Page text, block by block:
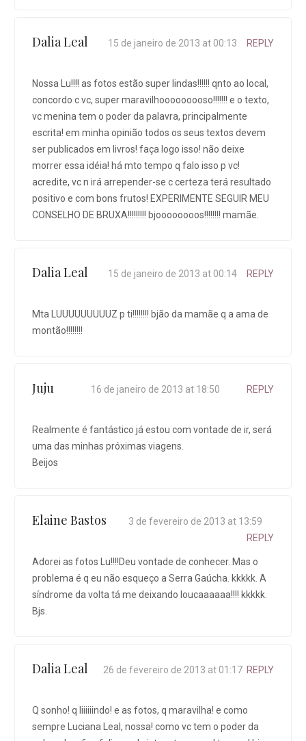
Dalia Leal 15 de janeiro de 2013 at 00:13 REPLY
Nossa Lu!!!! as fotos estão super lindas!!!!!! qnto ao local,
concordo c vc, super maravilhooooooooso!!!!!!! e o texto,
vc menina tem o poder da palavra, principalmente
escrita! em minha opinião todos os seus textos devem
ser publicados em livros! faça logo isso! não deixe
morrer essa idéia! há mto tempo q falo isso p vc!
acredite, vc n irá arrepender-se c certeza terá resultado
positivo e com bons frutos! EXPERIMENTE SEGUIR MEU
CONSELHO DE BRUXA!!!!!!!!! bjoooooooos!!!!!!!! mamãe.
Dalia Leal 15 de janeiro de 2013 at 00:14 REPLY
Mta LUUUUUUUUUZ p ti!!!!!!!! bjão da mamãe q a ama de
montão!!!!!!!!
Juju 16 de janeiro de 2013 at 18:50 REPLY
Realmente é fantástico já estou com vontade de ir, será
uma das minhas próximas viagens.
Beijos
Elaine Bastos
3 de fevereiro de 2013 at 13:59
REPLY
Adorei as fotos Lu!!!!Deu vontade de conhecer. Mas o
problema é q eu não esqueço a Serra Gaúcha. kkkkk. A
síndrome da volta tá me deixando loucaaaaaa!!!! kkkkk.
Bjs.
Dalia Leal 26 de fevereiro de 2013 at 01:17 REPLY
Q sonho! q liiiiiindo! e as fotos, q maravilha! e como
sempre Luciana Leal, nossa! como vc tem o poder da